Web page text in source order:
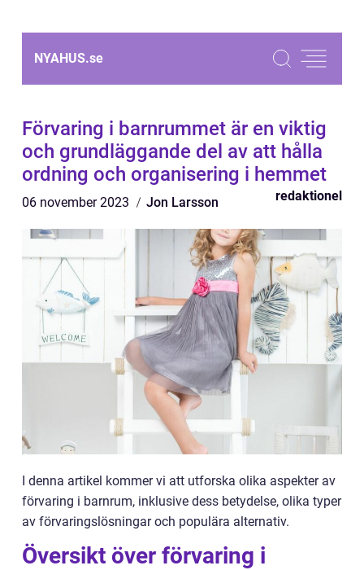
NYAHUS.se
Förvaring i barnrummet är en viktig
och grundläggande del av att hålla
ordning och organisering i hemmet
06 november 2023 Jon Larsson redaktionel
I denna artikel kommer vi att utforska olika aspekter av
förvaring i barnrum, inklusive dess betydelse, olika typer
av förvaringslösningar och populära alternativ.
Översikt över förvaring i